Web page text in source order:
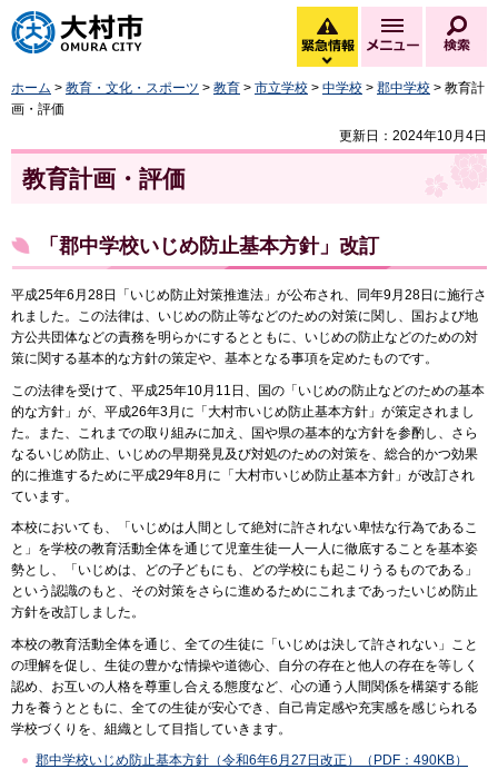
大村市
緊急情報
緊急情報を開く
メニュー
ホーム > 教育・文化・スポーツ > 教育 > 市立学校 > 中学校 > 郡中学校 > 教育計
画・評価
更新日：2024年10月4日
教育計画・評価
「郡中学校いじめ防止基本方針」改訂
平成25年6月28日「いじめ防止対策推進法」が公布され、同年9月28日に施行さ
れました。この法律は、いじめの防止等などのための対策に関し、国および地
方公共団体などの責務を明らかにするとともに、いじめの防止などのための対
策に関する基本的な方針の策定や、基本となる事項を定めたものです。
この法律を受けて、平成25年10月11日、国の「いじめの防止などのための基本
的な方針」が、平成26年3月に「大村市いじめ防止基本方針」が策定されまし
た。また、これまでの取り組みに加え、国や県の基本的な方針を参酌し、さら
なるいじめ防止、いじめの早期発見及び対処のための対策を、総合的かつ効果
的に推進するために平成29年8月に「大村市いじめ防止基本方針」が改訂され
ています。
本校においても、「いじめは人間として絶対に許されない卑怯な行為であるこ
と」を学校の教育活動全体を通じて児童生徒一人一人に徹底することを基本姿
勢とし、「いじめは、どの子どもにも、どの学校にも起こりうるものである」
という認識のもと、その対策をさらに進めるためにこれまであったいじめ防止
方針を改訂しました。
本校の教育活動全体を通じ、全ての生徒に「いじめは決して許されない」こと
の理解を促し、生徒の豊かな情操や道徳心、自分の存在と他人の存在を等しく
認め、お互いの人格を尊重し合える態度など、心の通う人間関係を構築する能
力を養うとともに、全ての生徒が安心でき、自己肯定感や充実感を感じられる
学校づくりを、組織として目指していきます。
郡中学校いじめ防止基本方針（令和6年6月27日改正）（PDF：490KB）